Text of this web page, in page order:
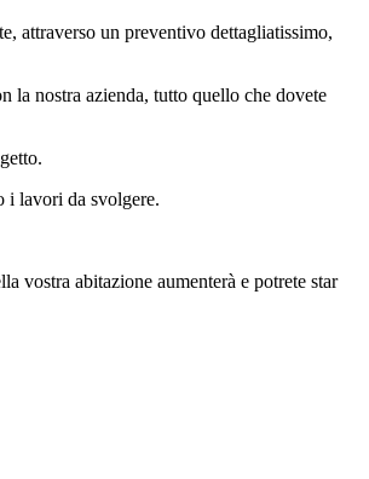
attraverso un preventivo dettagliatissimo,
la nostra azienda, tutto quello che dovete
i lavori da svolgere.
vostra abitazione aumenterà e potrete star